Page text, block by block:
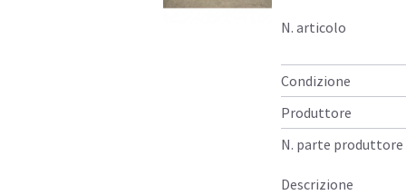
N. articolo
Condizione
Produttore
N. parte produttore
Descrizione